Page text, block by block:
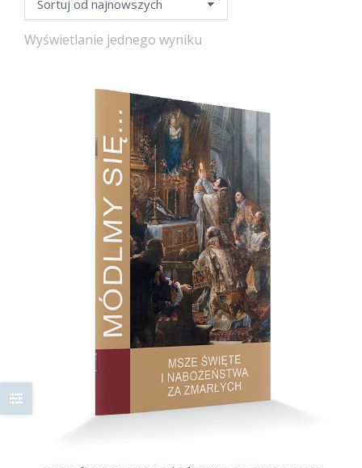
Wyświetlanie jednego wyniku